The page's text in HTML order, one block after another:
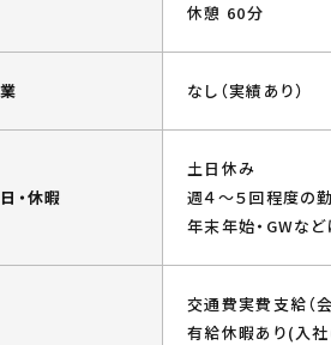
休憩 60分
なし（実績あり）
・休暇
土日休み
週４～５回程度の
年末年始・GWなど
交通費実費支給（
有給休暇あり(入